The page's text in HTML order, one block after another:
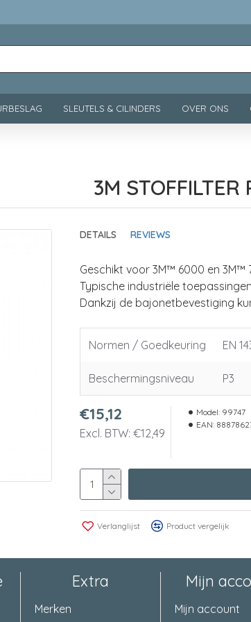
SLEUTELS & CILINDERS OVER ONS
3M STOFFILTER
DETAILS REVIEWS
Geschikt voor 3M™ 6000 en
Typische industriële
Dankzij de bajonetbevestiging
Normen / Goedkeuring EN
Beschermingsniveau P3
€15,12
Excl. BTW: €12,49
Model: 99747
EAN:
Verlanglijst Product vergelijk
Extra
Merken
Mijn
Mijn account